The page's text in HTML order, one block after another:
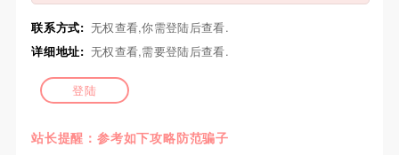
联系方式: 无权查看,你需登陆后查看.
详细地址: 无权查看,需要登陆后查看.
登陆
站长提醒：参考如下攻略防范骗子